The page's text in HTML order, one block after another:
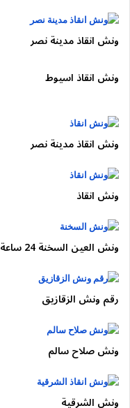
التجمع الأول
حي اللوتس
النرجس
الأندلس
الداون تاون
🚗 أنواع
سيارات ملاكي
سيارات فارهة وحديثة
سيارات منخفضة
سيارات دفع رباعي
الحوادث
ونش انقاذ مدينة نصر
ونش انقاذ اسيوط
ونش انقاذ مدينة نصر
ونش انقاذ
ونش العين السخنة 24 ساعة
رقم ونش الزقازيق
ونش صلاح سالم
ونش الشرقية